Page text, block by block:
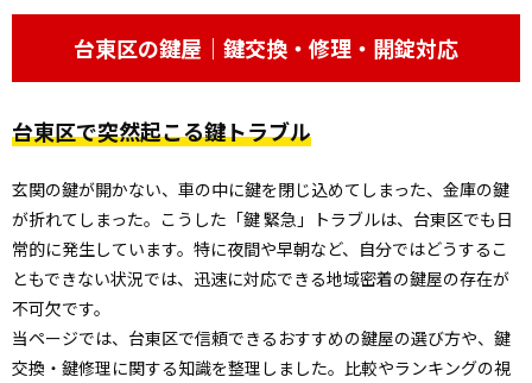
台東区の鍵屋｜鍵交換・修理・開錠対応
台東区で突然起こる鍵トラブル
玄関の鍵が開かない、車の中に鍵を閉じ込めてしまった、金庫の鍵
が折れてしまった――。こうした「鍵 緊急」トラブルは、台東区でも日
常的に発生しています。特に夜間や早朝など、自分ではどうするこ
ともできない状況では、迅速に対応できる地域密着の鍵屋の存在が
不可欠です。
当ページでは、台東区で信頼できるおすすめの鍵屋の選び方や、鍵
交換・鍵修理に関する知識を整理しました。比較やランキングの視